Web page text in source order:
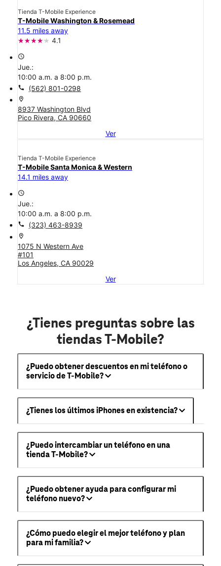
Tienda T-Mobile Experience
T-Mobile Washington & Rosemead
11.5 miles away
4.1
access_time
Jue.:
10:00 a.m. a 8:00 p.m.
call (562) 801-0298
location_on
8937 Washington Blvd
Pico Rivera, CA 90660
Ver
Tienda T-Mobile Experience
T-Mobile Santa Monica & Western
14.1 miles away
access_time
Jue.:
10:00 a.m. a 8:00 p.m.
call (323) 463-8939
location_on
1075 N Western Ave
#101
Los Angeles, CA 90029
Ver
¿Tienes preguntas sobre las
tiendas T-Mobile?
¿Puedo obtener descuentos en mi teléfono o
servicio de T-Mobile?
¿Tienes los últimos iPhones en existencia?
¿Puedo intercambiar un teléfono en una
tienda T-Mobile?
¿Puedo obtener ayuda para configurar mi
teléfono nuevo?
¿Cómo puedo elegir el mejor teléfono y plan
para mi familia?